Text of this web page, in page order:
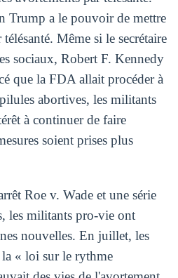
Trump a le pouvoir de mettre
Même si le secrétaire
sociaux, Robert F. Kennedy
que la FDA allait procéder à
abortives, les militants
à continuer de faire
soient prises plus
Roe v. Wade et une série
les militants pro-vie ont
nouvelles. En juillet, les
« loi sur le rythme